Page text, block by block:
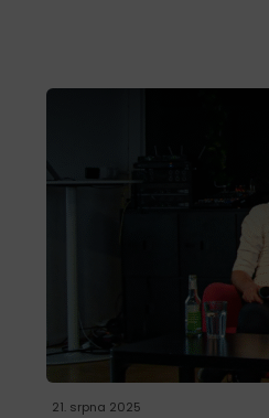
21. srpna 2025